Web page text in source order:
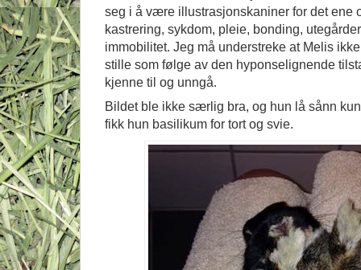
seg i å være illustrasjonskaniner for det ene
kastrering, sykdom, pleie, bonding,
immobilitet. Jeg må understreke at Melis
stille som følge av den hyponselignende
kjenne til og unngå.
Bildet ble ikke særlig bra, og hun lå sånn
fikk hun basilikum for tort og svie.